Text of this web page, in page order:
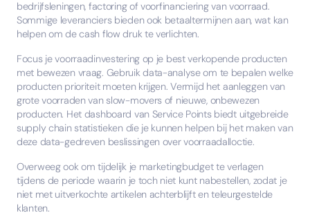
bedrijfsleningen, factoring of voorfinanciering van voorraad.
Sommige leveranciers bieden ook betaaltermijnen aan, wat kan
helpen om de cash flow druk te verlichten.
Focus je voorraadinvestering op je best verkopende producten
met bewezen vraag. Gebruik data-analyse om te bepalen welke
producten prioriteit moeten krijgen. Vermijd het aanleggen van
grote voorraden van slow-movers of nieuwe, onbewezen
producten. Het dashboard van Service Points biedt uitgebreide
supply chain statistieken die je kunnen helpen bij het maken van
deze data-gedreven beslissingen over voorraadalloctie.
Overweeg ook om tijdelijk je marketingbudget te verlagen
tijdens de periode waarin je toch niet kunt nabestellen, zodat je
niet met uitverkochte artikelen achterblijft en teleurgestelde
klanten.